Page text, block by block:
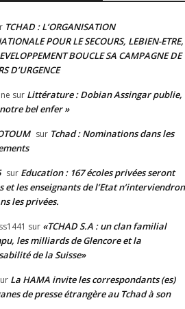
TCHAD : L’ORGANISATION
POUR LE SECOURS, LEBIEN-ETRE,
BOUCLE SA CAMPAGNE DE
D’URGENCE
sur Littérature : Dobian Assingar publie,
bel enfer »
sur Tchad : Nominations dans les
sur Education : 167 écoles privées seront
et les enseignants de l’Etat
les privées.
sur «TCHAD S.A : un clan familial
les milliards de Glencore et la
de la Suisse»
La HAMA invite les correspondants (es)
de presse étrangère au Tchad à son